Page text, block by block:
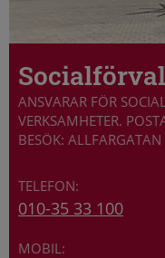
ANSVARAR FÖR
VERKSAMHETER.
BESÖK:
010-35 33 100